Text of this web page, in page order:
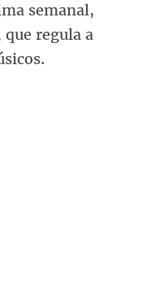
semanal,
regula a